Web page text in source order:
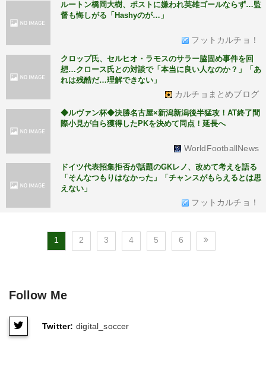
ルートン橋岡大樹、ポストに嫌われ英雄ゴールならず…監
督も悔しがる「Hashyのが…」
フットカルチョ！
クロップ氏、セルヒオ・ラモスのサラー脇固め事件を回
想…クロース氏との対談で「本当に良い人なのか？」「あ
れは残酷だ…理解できない」
カルチョまとめブログ
◆ルヴァン杯◆決勝名古屋×新潟新潟後半猛攻！AT終了間
際小見が自ら獲得したPKを決めて同点！延長へ
WorldFootballNews
ドイツ代表招集拒否が話題のGKレノ、改めて考えを語る
「そんなつもりはなかった」「チャンスがもらえるとは思
えない」
フットカルチョ！
1 2 3 4 5 6
Follow Me
Twitter: digital_soccer